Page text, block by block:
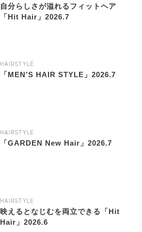
自分らしさが溢れるフィットヘア
「Hit Hair」2026.7
HAIRSTYLE
「MEN’S HAIR STYLE」2026.7
HAIRSTYLE
「GARDEN New Hair」2026.7
HAIRSTYLE
映えるとなじむを両立できる「Hit
Hair」2026.6